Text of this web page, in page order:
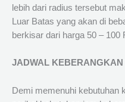
lebih dari radius tersebut
Luar Batas yang akan di
berkisar dari harga 50 – 100
JADWAL KEBERANGKAN
Demi memenuhi kebutuhan